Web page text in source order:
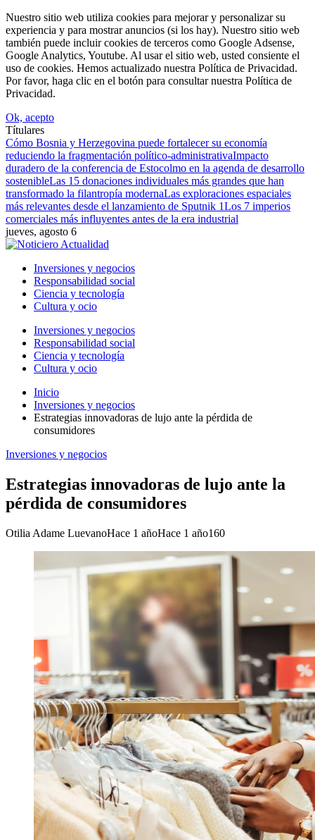
Nuestro sitio web utiliza cookies para mejorar y personalizar su
experiencia y para mostrar anuncios (si los hay). Nuestro sitio web
también puede incluir cookies de terceros como Google Adsense,
Google Analytics, Youtube. Al usar el sitio web, usted consiente el
uso de cookies. Hemos actualizado nuestra Política de Privacidad.
Por favor, haga clic en el botón para consultar nuestra Política de
Privacidad.
Ok, acepto
Títulares
Cómo Bosnia y Herzegovina puede fortalecer su economía
reduciendo la fragmentación político-administrativaImpacto
duradero de la conferencia de Estocolmo en la agenda de desarrollo
sostenibleLas 15 donaciones individuales más grandes que han
transformado la filantropía modernaLas exploraciones espaciales
más relevantes desde el lanzamiento de Sputnik 1Los 7 imperios
comerciales más influyentes antes de la era industrial
jueves, agosto 6
Inversiones y negocios
Responsabilidad social
Ciencia y tecnología
Cultura y ocio
Inversiones y negocios
Responsabilidad social
Ciencia y tecnología
Cultura y ocio
Inicio
Inversiones y negocios
Estrategias innovadoras de lujo ante la pérdida de
consumidores
Inversiones y negocios
Estrategias innovadoras de lujo ante la
pérdida de consumidores
Otilia Adame LuevanoHace 1 añoHace 1 año160